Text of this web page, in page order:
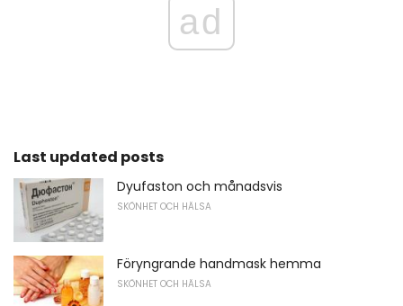
ad
Last updated posts
Dyufaston och månadsvis
SKÖNHET OCH HÄLSA
Föryngrande handmask hemma
SKÖNHET OCH HÄLSA